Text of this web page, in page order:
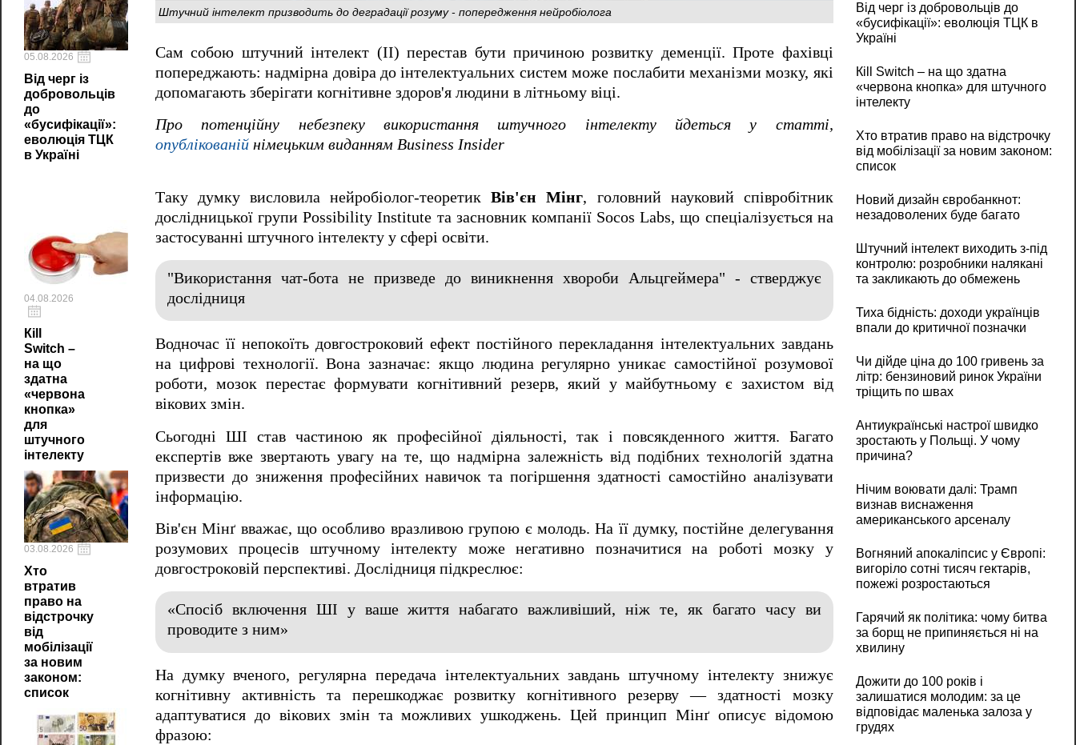
05.08.2026
Від черг із
добровольців
до
«бусифікації»:
еволюція ТЦК
в Україні
04.08.2026
Кill
Switch –
на що
здатна
«червона
кнопка»
для
штучного
інтелекту
03.08.2026
Хто
втратив
право на
відстрочку
від
мобілізації
за новим
законом:
список
Штучний інтелект призводить до деградації розуму - попередження нейробіолога
Сам собою штучний інтелект (ІІ) перестав бути причиною розвитку деменції. Проте фахівці
попереджають: надмірна довіра до інтелектуальних систем може послабити механізми мозку, які
допомагають зберігати когнітивне здоров'я людини в літньому віці.
Про потенційну небезпеку використання штучного інтелекту йдеться у статті,
опублікованій німецьким виданням Business Insider
Таку думку висловила нейробіолог-теоретикВів'єн Мінг, головний науковий співробітник
дослідницької групи Possibility Institute та засновник компанії Socos Labs, що спеціалізується на
застосуванні штучного інтелекту у сфері освіти.
"Використання чат-бота не призведе до виникнення хвороби Альцгеймера" - стверджує
дослідниця
Водночас її непокоїть довгостроковий ефект постійного перекладання інтелектуальних завдань
на цифрові технології. Вона зазначає: якщо людина регулярно уникає самостійної розумової
роботи, мозок перестає формувати когнітивний резерв, який у майбутньому є захистом від
вікових змін.
Сьогодні ШІ став частиною як професійної діяльності, так і повсякденного життя. Багато
експертів вже звертають увагу на те, що надмірна залежність від подібних технологій здатна
призвести до зниження професійних навичок та погіршення здатності самостійно аналізувати
інформацію.
Вів'єн Мінґ вважає, що особливо вразливою групою є молодь. На її думку, постійне делегування
розумових процесів штучному інтелекту може негативно позначитися на роботі мозку у
довгостроковій перспективі. Дослідниця підкреслює:
«Спосіб включення ШІ у ваше життя набагато важливіший, ніж те, як багато часу ви
проводите з ним»
На думку вченого, регулярна передача інтелектуальних завдань штучному інтелекту знижує
когнітивну активність та перешкоджає розвитку когнітивного резерву — здатності мозку
адаптуватися до вікових змін та можливих ушкоджень. Цей принцип Мінґ описує відомою
фразою:
Від черг із добровольців до
«бусифікації»: еволюція ТЦК в
Україні
Кill Switch – на що здатна
«червона кнопка» для штучного
інтелекту
Хто втратив право на відстрочку
від мобілізації за новим законом:
список
Новий дизайн євробанкнот:
незадоволених буде багато
Штучний інтелект виходить з-під
контролю: розробники налякані
та закликають до обмежень
Тиха бідність: доходи українців
впали до критичної позначки
Чи дійде ціна до 100 гривень за
літр: бензиновий ринок України
тріщить по швах
Антиукраїнські настрої швидко
зростають у Польщі. У чому
причина?
Нічим воювати далі: Трамп
визнав виснаження
американського арсеналу
Вогняний апокаліпсис у Європі:
вигоріло сотні тисяч гектарів,
пожежі розростаються
Гарячий як політика: чому битва
за борщ не припиняється ні на
хвилину
Дожити до 100 років і
залишатися молодим: за це
відповідає маленька залоза у
грудях